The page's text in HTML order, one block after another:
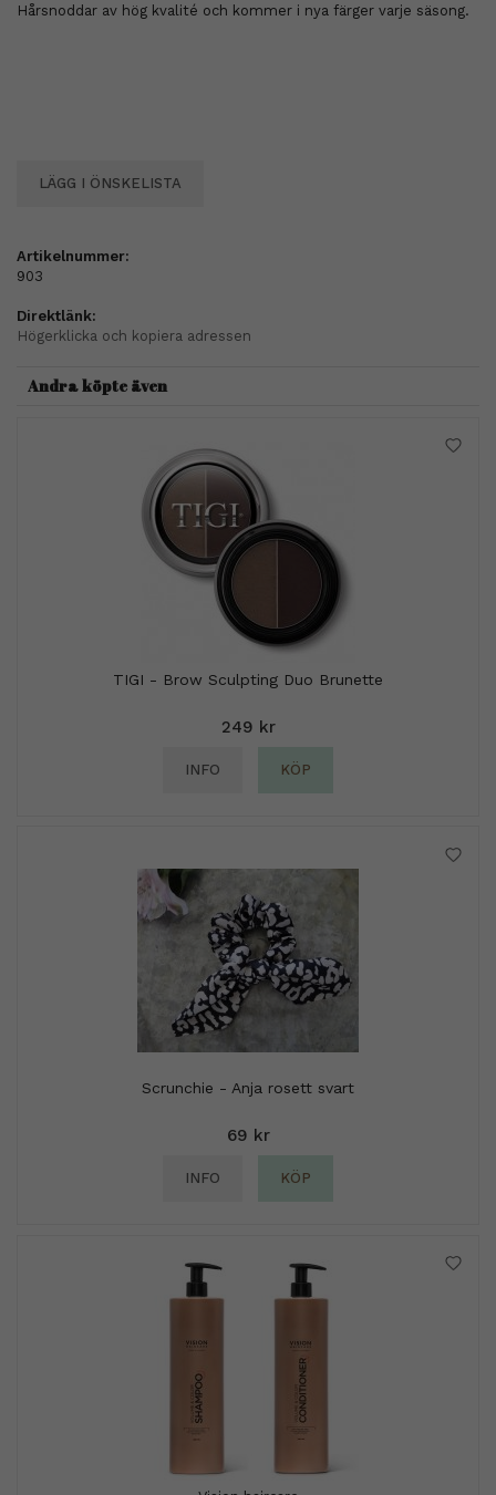
Hårsnoddar av hög kvalité och kommer i nya färger varje säsong.
LÄGG I ÖNSKELISTA
Artikelnummer:
903
Direktlänk:
Högerklicka och kopiera adressen
Andra köpte även
TIGI - Brow Sculpting Duo Brunette
249 kr
INFO KÖP
Scrunchie - Anja rosett svart
69 kr
INFO KÖP